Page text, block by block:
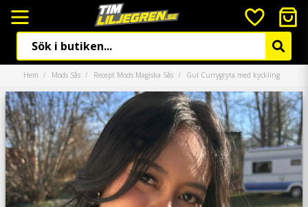
Hem Mods Sås Recept Mods Magiska Sås Gul Currygryta med kyckling